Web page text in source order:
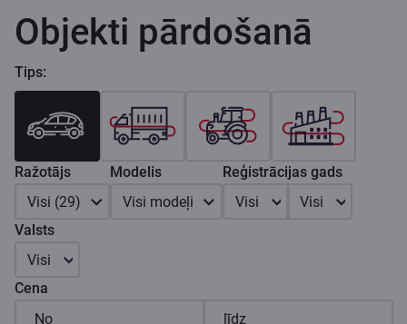
Objekti pārdošanā
Tips:
Ražotājs
Visi (29)
Modelis
Visi modeļi
Reģistrācijas gads
Visi
Visi
Valsts
Visi
Cena